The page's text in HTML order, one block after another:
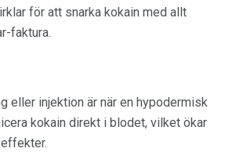
för att snarka kokain med allt
faktura.
eller injektion är när en hypodermisk
kokain direkt i blodet, vilket ökar